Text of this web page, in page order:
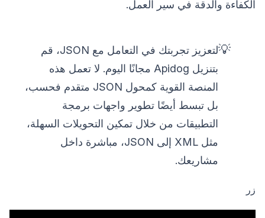
الكفاءة والدقة في سير العمل.
💡
لتعزيز تجربتك في التعامل مع JSON، قم
بتنزيل Apidog مجانًا اليوم. لا تعمل هذه
المنصة القوية كمحول JSON متقدم فحسب،
بل تبسط أيضًا تطوير واجهات برمجة
التطبيقات من خلال تمكين التحويلات السهلة،
مثل XML إلى JSON، مباشرة داخل
مشاريعك.
زر